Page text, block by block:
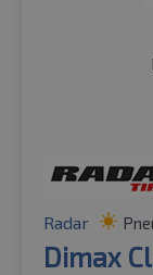
Radar
Dimax